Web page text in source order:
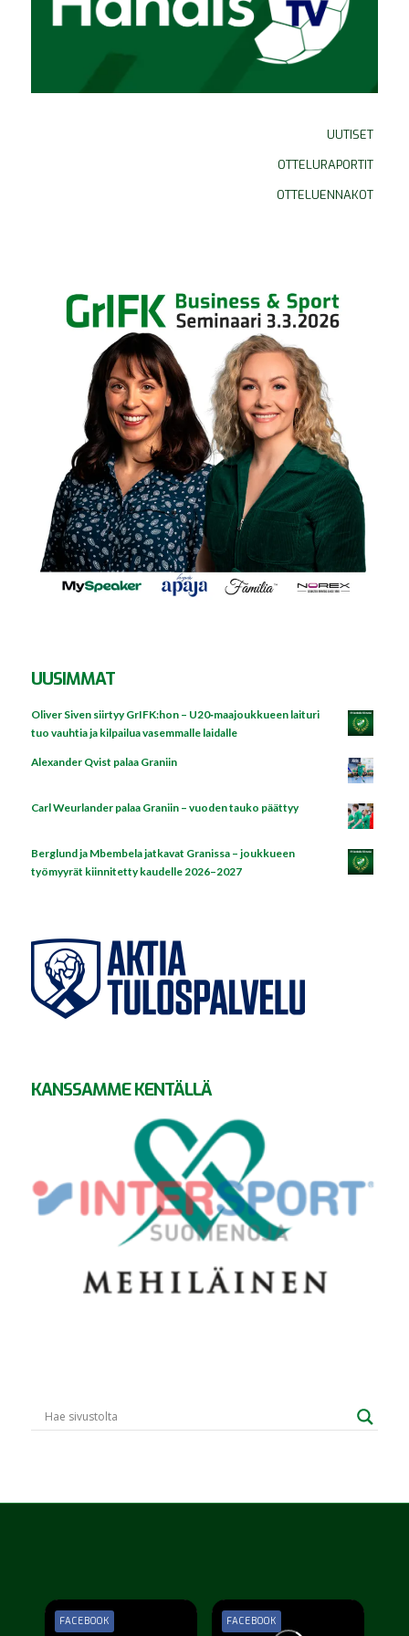
UUTISET
OTTELURAPORTIT
OTTELUENNAKOT
UUSIMMAT
Oliver Siven siirtyy GrIFK:hon – U20‑maajoukkueen laituri
tuo vauhtia ja kilpailua vasemmalle laidalle
Alexander Qvist palaa Graniin
Carl Weurlander palaa Graniin – vuoden tauko päättyy
Berglund ja Mbembela jatkavat Granissa – joukkueen
työmyyrät kiinnitetty kaudelle 2026–2027
KANSSAMME KENTÄLLÄ
FACEBOOK FACEBOOK